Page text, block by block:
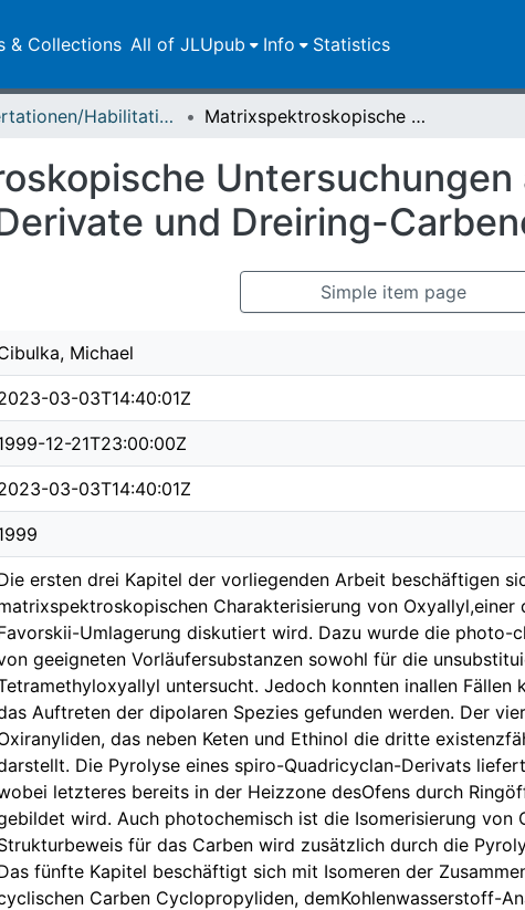
& Collections All of JLUpub Info Statistics
Dissertationen/Habilitationen Matrixspektroskopische Untersuchungen an potentiellen Vorläufern für Oxyallyl-Derivate und Dreiring-Carbene
und Dreiring-
Simple item page
Michael
03-03T14:40:01Z
12-21T23:00:00Z
03-03T14:40:01Z
ersten drei Kapitel der vorliegenden Arbeit beschäftigen
Charakterisierung von
Umlagerung diskutiert wird. Dazu wurde die photo-
geeigneten Vorläufersubstanzen sowohl für die
untersucht. Jedoch konnten inallen
Auftreten der dipolaren Spezies gefunden werden. Der
das neben Keten und Ethinol die dritte
Die Pyrolyse eines spiro-Quadricyclan-Derivats
letzteres bereits in der Heizzone desOfens durch
wird. Auch photochemisch ist die Isomerisierung von
für das Carben wird zusätzlich durch die
fünfte Kapitel beschäftigt sich mit Isomeren der
Carben Cyclopropyliden, demKohlenwasserstoff-